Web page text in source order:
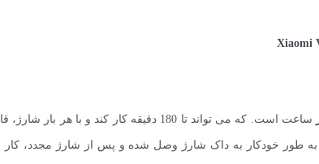
طور خودکار به داک شارژ وصل شده و پس از شارژ مجدد، کار